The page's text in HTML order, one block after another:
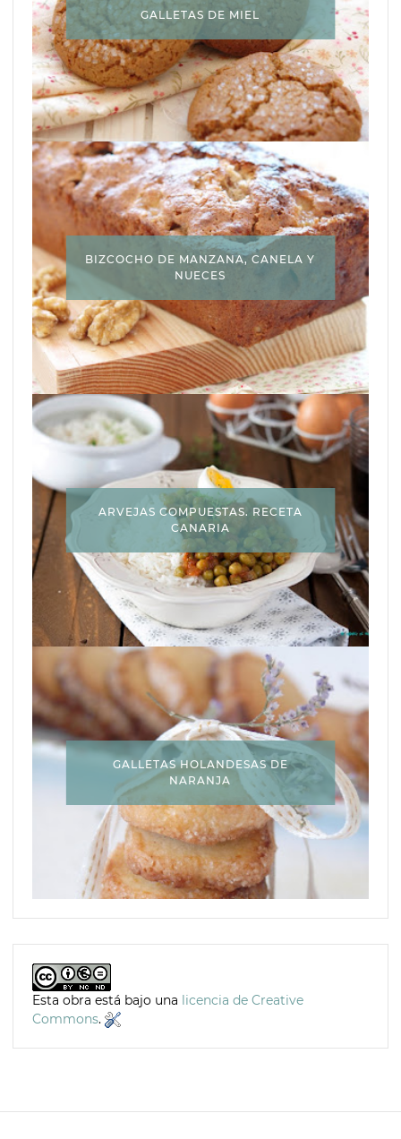
GALLETAS DE MIEL
BIZCOCHO DE MANZANA, CANELA Y
NUECES
ARVEJAS COMPUESTAS. RECETA
CANARIA
GALLETAS HOLANDESAS DE
NARANJA
Esta obra está bajo una licencia de Creative
Commons.